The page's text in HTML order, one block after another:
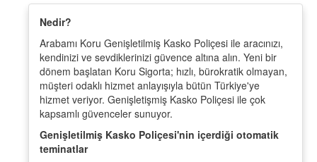
Nedir?
Arabamı Koru Genişletilmiş Kasko Poliçesi ile aracınızı,
kendinizi ve sevdiklerinizi güvence altına alın. Yeni bir
dönem başlatan Koru Sigorta; hızlı, bürokratik olmayan,
müşteri odaklı hizmet anlayışıyla bütün Türkiye'ye
hizmet veriyor. Genişletişmiş Kasko Poliçesi ile çok
kapsamlı güvenceler sunuyor.
Genişletilmiş Kasko Poliçesi'nin içerdiği otomatik
teminatlar